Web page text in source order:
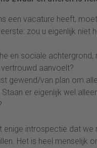
een vacature heeft,
zou u eigenlijk niet
en sociale
aanvoelt?
gewend/van plan om
er eigenlijk wel
enige introspectie dat
Het is heel menselijk